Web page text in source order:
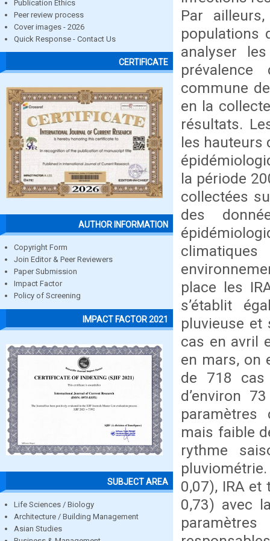
Publication Ethics
Peer review process
Cover images - 2026
Quick Response - Contact Us
CERTIFICATE
AUTHOR INFORMATION
Copyright Form
Join Editor & Peer Reviewers
Paper Submission
Impact Factor
Policy of Screening
IMPACT FACTOR 2021
SUBJECT AREA
Life Sciences / Biology
Architecture / Building Management
Asian Studies
Par
populations
analyser
commune
en la
résultats.
les hauteurs
la période
collectées
des
place les
s’établit
pluvieuse et
cas en avril
en mars, on
de 718 cas
d’environ
paramètres
mais faible
rythme
0,07), IRA
0,73) avec